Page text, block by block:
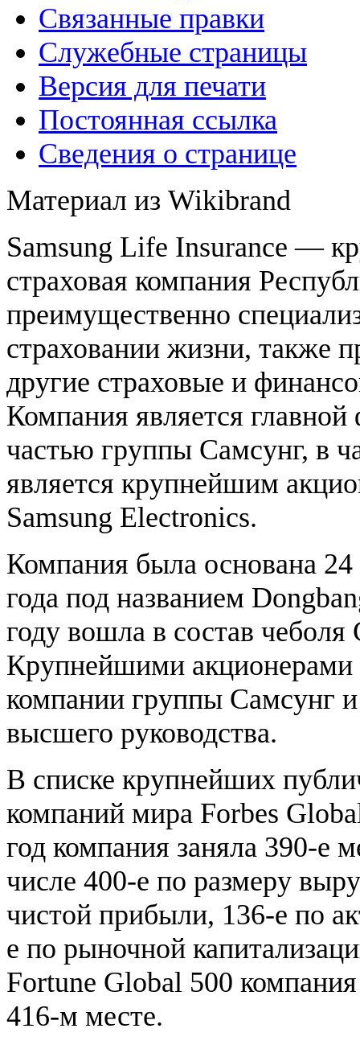
Связанные правки
Служебные страницы
Версия для печати
Постоянная ссылка
Сведения о странице
Материал из Wikibrand
Samsung Life Insurance —
страховая компания
преимущественно
страховании жизни, также
другие страховые и
Компания является
частью группы Самсунг, в
является крупнейшим
Samsung Electronics.
Компания была основана 24
года под названием
году вошла в состав чеболя
Крупнейшими акционерами
компании группы Самсунг
высшего руководства.
В списке крупнейших
компаний мира Forbes
год компания заняла 390-е
числе 400-е по размеру
чистой прибыли, 136-е по
е по рыночной
Fortune Global 500 компания
416-м месте.